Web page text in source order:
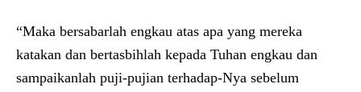
“Maka bersabarlah engkau atas apa yang mereka
katakan dan bertasbihlah kepada Tuhan engkau dan
sampaikanlah puji-pujian terhadap-Nya sebelum